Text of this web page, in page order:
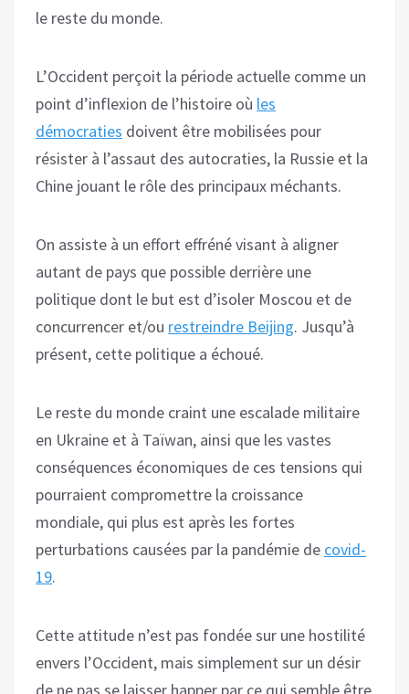
le reste du monde.
L’Occident perçoit la période actuelle comme un
point d’inflexion de l’histoire où les
démocraties doivent être mobilisées pour
résister à l’assaut des autocraties, la Russie et la
Chine jouant le rôle des principaux méchants.
On assiste à un effort effréné visant à aligner
autant de pays que possible derrière une
politique dont le but est d’isoler Moscou et de
concurrencer et/ou restreindre Beijing. Jusqu’à
présent, cette politique a échoué.
Le reste du monde craint une escalade militaire
en Ukraine et à Taïwan, ainsi que les vastes
conséquences économiques de ces tensions qui
pourraient compromettre la croissance
mondiale, qui plus est après les fortes
perturbations causées par la pandémie de covid-
19.
Cette attitude n’est pas fondée sur une hostilité
envers l’Occident, mais simplement sur un désir
de ne pas se laisser happer par ce qui semble être